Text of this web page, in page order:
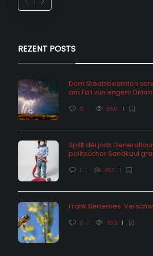
REZENT POSTS
Dem Staatsbeamten
am Fall vun engem
0 650
Spillt déi jonk
politescher Sandkaul
1 453
Frank Bertemes:
0 760